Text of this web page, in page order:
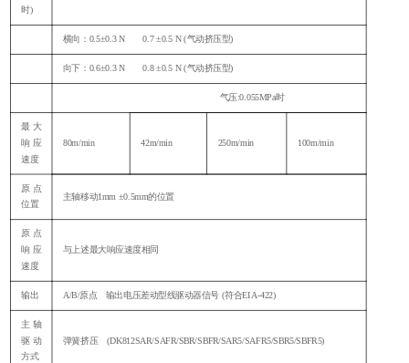
时)
横向： 0.5±0.3 N 0.7 ±0.5 N (气动挤压型)
向下： 0.6±0.3 N 0.8 ±0.5 N (气动挤压型)
气压:0.055MPa时
最大
响应
速度
80m/min 42m/min 250m/min 100m/min
原点
位置
主轴移动1mm ±0.5mm的位置
原点
响应
速度
与上述最大响应速度相同
输出 A/B/原点 输出电压差动型线驱动器信号 (符合EIA-422)
主轴
驱动
方式
弹簧挤压 (DK812SAR/SAFR/SBR/SBFR/SAR5/SAFR5/SBR5/SBFR5)